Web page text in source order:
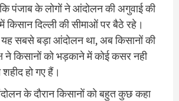
पंजाब के लोगों ने आंदोलन की अगुवाई की
दिल्ली की सीमाओं पर बैठे रहे।
यह सबसे बड़ा आंदोलन था, अब किसानों की
ने किसानों को भड़काने में कोई कसर नही
हो गए हैं।
के दौरान किसानों को बहुत कुछ कहा